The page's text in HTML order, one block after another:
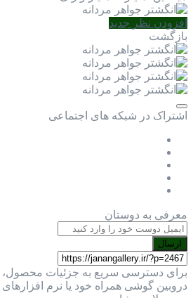
افزودن نظر جدید
بازگشت
اشتراک در شبکه های اجتماعی
معرفی به دوستان
ارسال
برای دسترسی سریع به جزئیات محصول،
دروبین گوشی همراه خود یا نرم